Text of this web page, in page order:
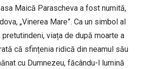
Maică Parascheva a fost numită,
„Vinerea Mare”. Ca un simbol al
viața de după moarte a
că sfințenia ridică din neamul său
cu Dumnezeu, făcându-l lumină